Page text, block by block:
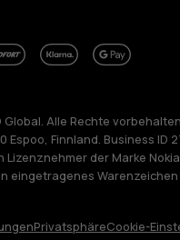
Alle Rechte
Espoo, Finnland. Business ID
Lizenznehmer der Marke
eingetragenes Warenzeichen
PrivatsphäreCookie-